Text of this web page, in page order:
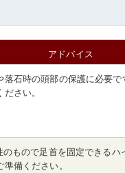
アドバイス
落石時の頭部の保護に必要
さい。
のもので足首を固定できるハ
準備ください。